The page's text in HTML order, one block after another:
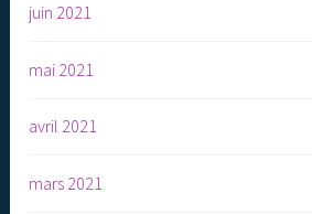
juin 2021
mai 2021
avril 2021
mars 2021